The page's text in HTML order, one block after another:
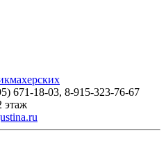
671-18-03, 8-915-323-76-67
этаж